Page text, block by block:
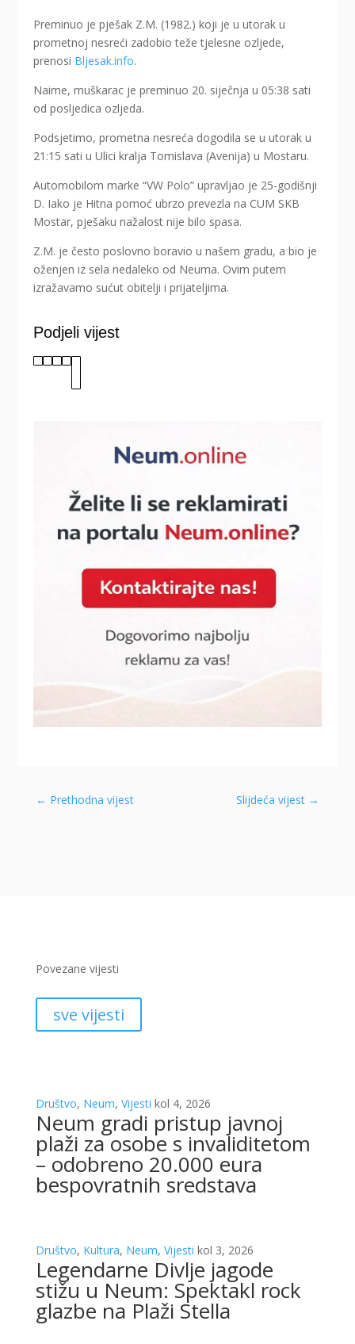
Preminuo je pješak Z.M. (1982.) koji je u utorak u
prometnoj nesreći zadobio teže tjelesne ozljede,
prenosi Bljesak.info.
Naime, muškarac je preminuo 20. siječnja u 05:38 sati
od posljedica ozljeda.
Podsjetimo, prometna nesreća dogodila se u utorak u
21:15 sati u Ulici kralja Tomislava (Avenija) u Mostaru.
Automobilom marke “VW Polo” upravljao je 25-godišnji
D. Iako je Hitna pomoć ubrzo prevezla na CUM SKB
Mostar, pješaku nažalost nije bilo spasa.
Z.M. je često poslovno boravio u našem gradu, a bio je
oženjen iz sela nedaleko od Neuma. Ovim putem
izražavamo sućut obitelji i prijateljima.
Podjeli vijest
← Prethodna vijest Slijdeća vijest →
Povezane vijesti
sve vijesti
Društvo, Neum, Vijesti kol 4, 2026
Neum gradi pristup javnoj
plaži za osobe s invaliditetom
– odobreno 20.000 eura
bespovratnih sredstava
Društvo, Kultura, Neum, Vijesti kol 3, 2026
Legendarne Divlje jagode
stižu u Neum: Spektakl rock
glazbe na Plaži Stella